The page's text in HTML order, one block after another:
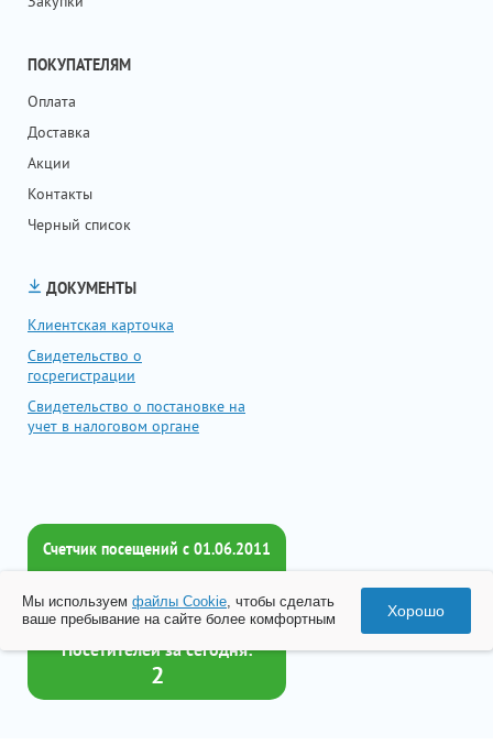
ПОКУПАТЕЛЯМ
Оплата
Доставка
Акции
Контакты
Черный список
ДОКУМЕНТЫ
Клиентская карточка
Свидетельство о
госрегистрации
Свидетельство о постановке на
учет в налоговом органе
Счетчик посещений c 01.06.2011
Всего посетителей:
2018283
Посетителей за сегодня:
2
Мы используем файлы Cookie, чтобы сделать
ваше пребывание на сайте более комфортным
Хорошо